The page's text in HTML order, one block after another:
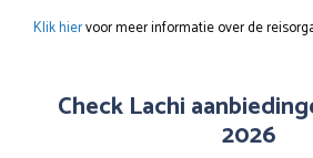
Klik hiervoor meer informatie over de
Check Lachi
2026